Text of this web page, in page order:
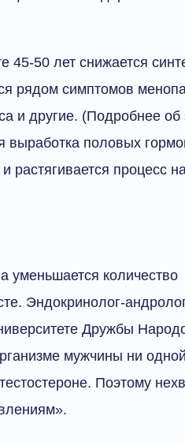
45-50 лет снижается
рядом симптомов
и другие. (Подробнее об
выработка половых
растягивается процесс
уменьшается количество
Эндокринолог-
Дружбы
мужчины ни одной
Поэтому